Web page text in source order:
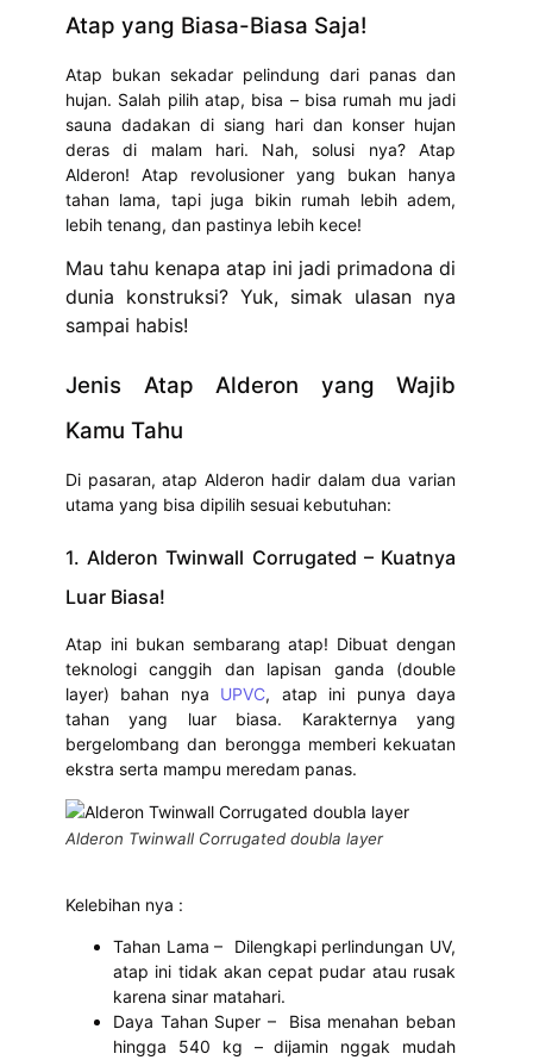
Atap yang Biasa-Biasa Saja!
Atap bukan sekadar pelindung dari panas dan
hujan. Salah pilih atap, bisa – bisa rumah mu jadi
sauna dadakan di siang hari dan konser hujan
deras di malam hari. Nah, solusi nya? Atap
Alderon! Atap revolusioner yang bukan hanya
tahan lama, tapi juga bikin rumah lebih adem,
lebih tenang, dan pastinya lebih kece!
Mau tahu kenapa atap ini jadi primadona di
dunia konstruksi? Yuk, simak ulasan nya
sampai habis!
Jenis Atap Alderon yang Wajib
Kamu Tahu
Di pasaran, atap Alderon hadir dalam dua varian
utama yang bisa dipilih sesuai kebutuhan:
1. Alderon Twinwall Corrugated – Kuatnya
Luar Biasa!
Atap ini bukan sembarang atap! Dibuat dengan
teknologi canggih dan lapisan ganda (double
layer) bahan nya UPVC, atap ini punya daya
tahan yang luar biasa. Karakternya yang
bergelombang dan berongga memberi kekuatan
ekstra serta mampu meredam panas.
Alderon Twinwall Corrugated doubla layer
Kelebihan nya :
Tahan Lama – Dilengkapi perlindungan UV,
atap ini tidak akan cepat pudar atau rusak
karena sinar matahari.
Daya Tahan Super – Bisa menahan beban
hingga 540 kg – dijamin nggak mudah